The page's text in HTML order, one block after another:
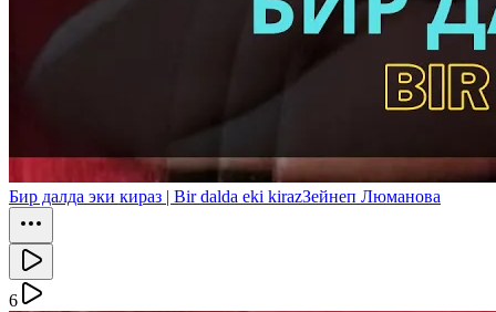
Бир далда эки кираз | Bir dalda eki kirazЗейнеп Люманова
6